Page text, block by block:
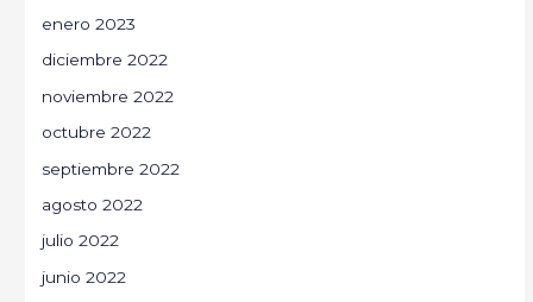
enero 2023
diciembre 2022
noviembre 2022
octubre 2022
septiembre 2022
agosto 2022
julio 2022
junio 2022